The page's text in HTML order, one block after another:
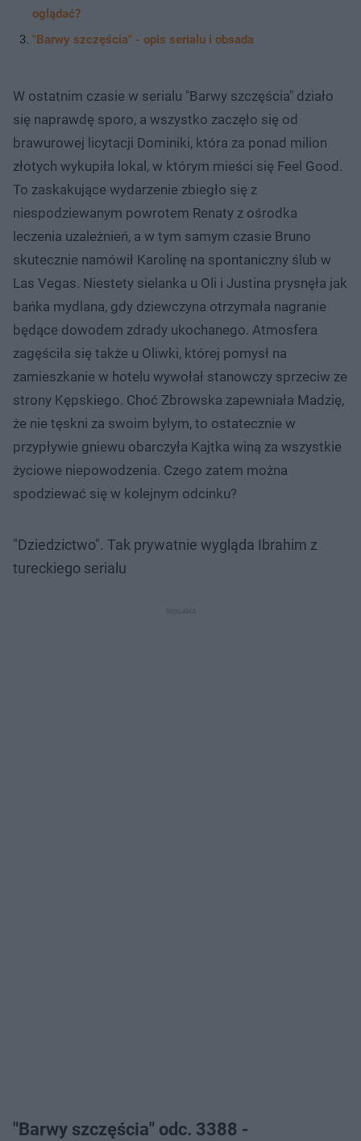
oglądać?
"Barwy szczęścia" - opis serialu i obsada
W ostatnim czasie w serialu "Barwy szczęścia" działo
się naprawdę sporo, a wszystko zaczęło się od
brawurowej licytacji Dominiki, która za ponad milion
złotych wykupiła lokal, w którym mieści się Feel Good.
To zaskakujące wydarzenie zbiegło się z
niespodziewanym powrotem Renaty z ośrodka
leczenia uzależnień, a w tym samym czasie Bruno
skutecznie namówił Karolinę na spontaniczny ślub w
Las Vegas. Niestety sielanka u Oli i Justina prysnęła jak
bańka mydlana, gdy dziewczyna otrzymała nagranie
będące dowodem zdrady ukochanego. Atmosfera
zagęściła się także u Oliwki, której pomysł na
zamieszkanie w hotelu wywołał stanowczy sprzeciw ze
strony Kępskiego. Choć Zbrowska zapewniała Madzię,
że nie tęskni za swoim byłym, to ostatecznie w
przypływie gniewu obarczyła Kajtka winą za wszystkie
życiowe niepowodzenia. Czego zatem można
spodziewać się w kolejnym odcinku?
"Dziedzictwo". Tak prywatnie wygląda Ibrahim z
tureckiego serialu
"Barwy szczęścia" odc. 3388 -